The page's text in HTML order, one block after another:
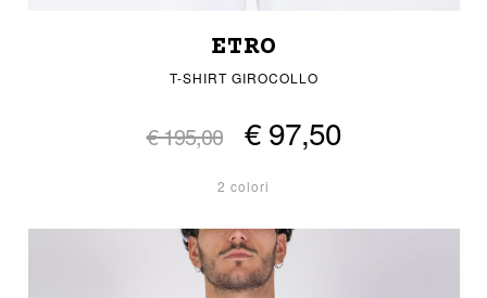
ETRO
T-SHIRT GIROCOLLO
€ 195,00 € 97,50
2 colori